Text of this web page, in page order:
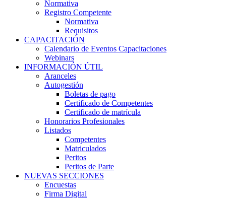
Normativa
Registro Competente
Normativa
Requisitos
CAPACITACIÓN
Calendario de Eventos Capacitaciones
Webinars
INFORMACIÓN ÚTIL
Aranceles
Autogestión
Boletas de pago
Certificado de Competentes
Certificado de matrícula
Honorarios Profesionales
Listados
Competentes
Matriculados
Peritos
Peritos de Parte
NUEVAS SECCIONES
Encuestas
Firma Digital